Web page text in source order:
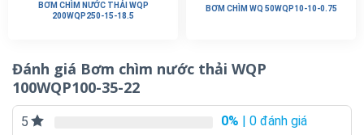
BƠM CHÌM NƯỚC THẢI WQP
200WQP250-15-18.5
BƠM CHÌM WQ 50WQP10-10-0.75
Đánh giá Bơm chìm nước thải WQP
100WQP100-35-22
5 0% | 0 đánh giá